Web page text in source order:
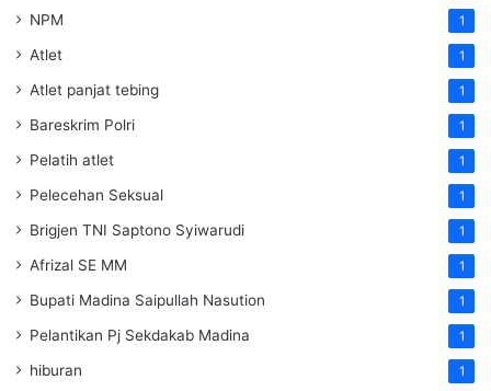
NPM 1
Atlet 1
Atlet panjat tebing 1
Bareskrim Polri 1
Pelatih atlet 1
Pelecehan Seksual 1
Brigjen TNI Saptono Syiwarudi 1
Afrizal SE MM 1
Bupati Madina Saipullah Nasution 1
Pelantikan Pj Sekdakab Madina 1
hiburan 1